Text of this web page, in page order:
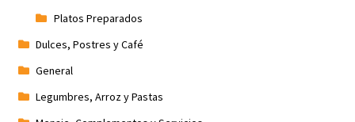
Platos Preparados
Dulces, Postres y Café
General
Legumbres, Arroz y Pastas